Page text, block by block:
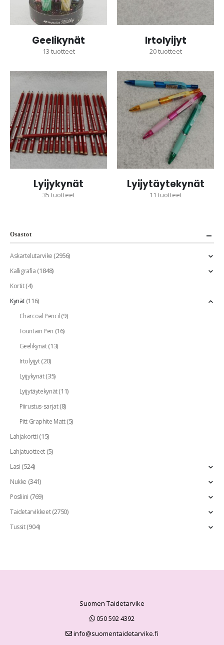
Geelikynät
13 tuotteet
Irtolyijyt
20tuotteet
Lyijykynät
35 tuotteet
Lyijytäytekynät
11 tuotteet
Osastot
Askartelutarvike(2956)
Kalligrafia(1848)
Kortit(4)
Kynät(116)
Charcoal Pencil(9)
Fountain Pen (16)
Geelikynät(13)
Irtolyijyt(20)
Lyijykynät(35)
Lyijytäytekynät(11)
Piirustus-sarjat(8)
Pitt Graphite Matt(5)
Lahjakortti(15)
Lahjatuotteet(5)
Lasi(524)
Nukke (341)
Posliini (769)
Taidetarvikkeet(2750)
Tussit(904)
Suomen Taidetarvike
050 592 4392
info@suomentaidetarvike.fi